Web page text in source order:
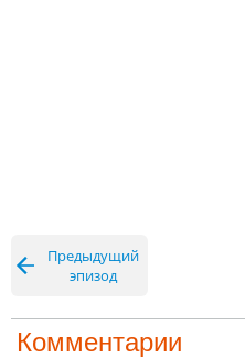
Предыдущий
эпизод
Комментарии